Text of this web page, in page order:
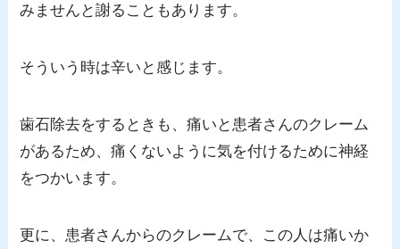
みませんと謝ることもあります。
そういう時は辛いと感じます。
歯石除去をするときも、痛いと患者さんのクレーム
があるため、痛くないように気を付けるために神経
をつかいます。
更に、患者さんからのクレームで、この人は痛いか